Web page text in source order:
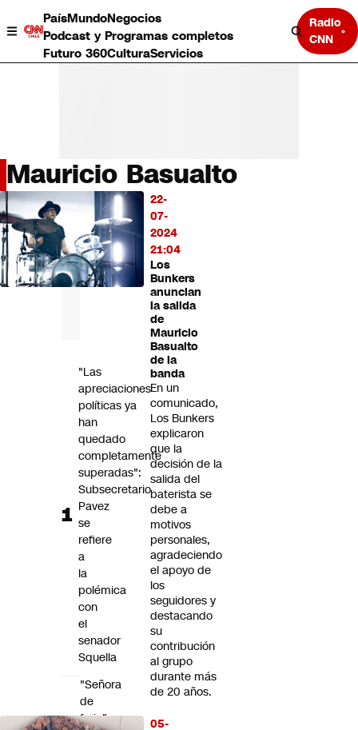
PaísMundoNegocios
Podcast y Programas completos
Futuro 360CulturaServicios
Radio
CNN
País
Mundo
Negocios
Deportes
Programas completos
Cultura
Mauricio Basualto
22-
07-
2024
21:04
Los
Bunkers
anuncian
la salida
de
Mauricio
Basualto
de la
banda
En un
comunicado,
Los Bunkers
explicaron
que la
decisión de la
salida del
baterista se
debe a
motivos
personales,
agradeciendo
el apoyo de
los
seguidores y
destacando
su
contribución
al grupo
durante más
de 20 años.
05-
LO
LEÍDO
"Las
apreciaciones
políticas ya
han
quedado
completamente
superadas":
Subsecretario
Pavez
se
refiere
a
la
polémica
con
el
senador
Squella
"Señora
de
feria"